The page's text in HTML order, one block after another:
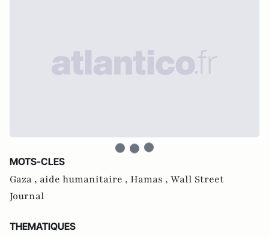
MOTS-CLES
Gaza , aide humanitaire , Hamas , Wall Street
Journal
THEMATIQUES